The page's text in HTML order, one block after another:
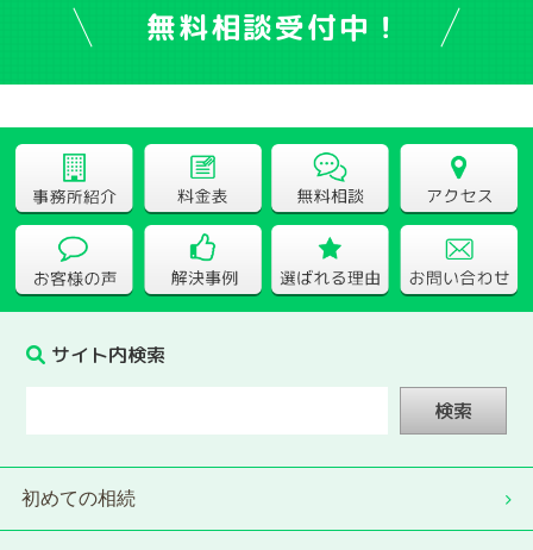
無料相談受付中！
サイト内検索
検索
初めての相続